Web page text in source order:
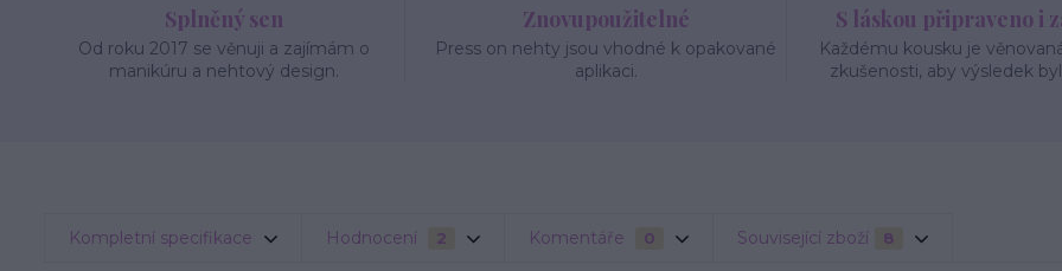
Splněný sen
Od roku 2017 se věnuji a zajímám o
manikúru a nehtový design.
Znovupoužitelné
Press on nehty jsou vhodné k opakované
aplikaci.
S láskou připraveno i
Každému kousku je
zkušenosti, aby výsledek
Kompletní specifikace Hodnocení 2 Komentáře 0 Související zboží 8